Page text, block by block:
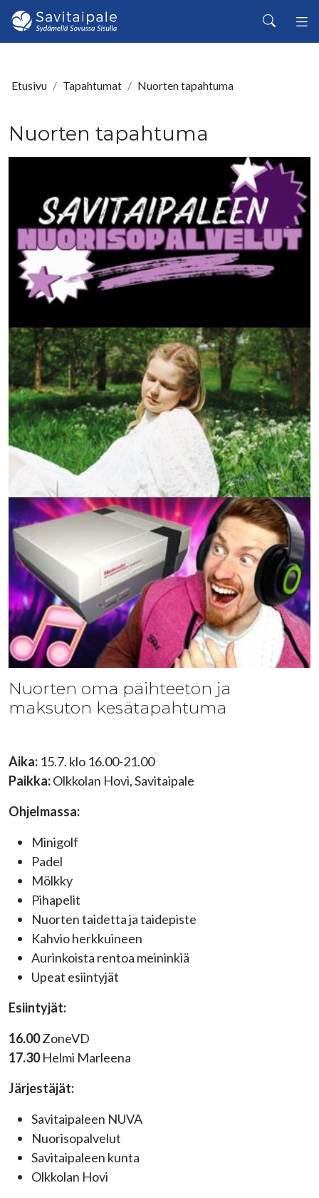
Siirry pääsisältöön
Haku
Etusivu Tapahtumat Nuorten tapahtuma
Nuorten tapahtuma
Nuorten oma päihteetön ja
maksuton kesätapahtuma
Aika: 15.7. klo 16.00-21.00
Paikka:Olkkolan Hovi, Savitaipale
Ohjelmassa:
Minigolf
Padel
Mölkky
Pihapelit
Nuorten taidetta ja taidepiste
Kahvio herkkuineen
Aurinkoista rentoa meininkiä
Upeat esiintyjät
Esiintyjät:
16.00ZoneVD
17.30Helmi Marleena
Järjestäjät:
Savitaipaleen NUVA
Nuorisopalvelut
Savitaipaleen kunta
Olkkolan Hovi